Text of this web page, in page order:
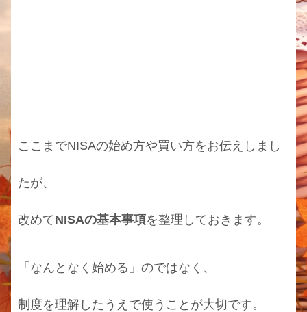
ここまでNISAの始め方や買い方をお伝えしまし
たが、
改めてNISAの基本事項を整理しておきます。
「なんとなく始める」のではなく、
制度を理解したうえで使うことが大切です。